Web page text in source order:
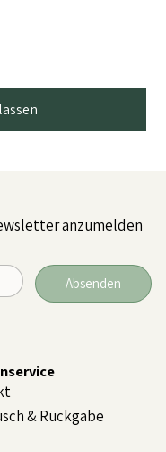
& Rückgabe
anzumelden
Absenden